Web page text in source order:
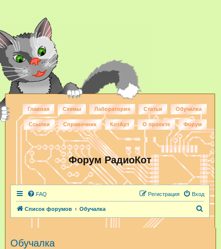
Главная Схемы Лаборатория Статьи Обучалка
Ссылки Справочник КотАрт О проекте Форум
Форум РадиоКот
FAQ Вход
Регистрация
Список форумов Обучалка
Обучалка